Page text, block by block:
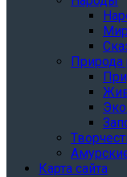
Природа
Карта сайта